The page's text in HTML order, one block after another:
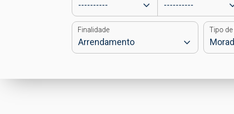
Finalidade Tipo de